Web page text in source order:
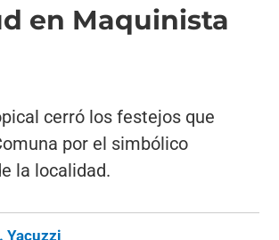
en Maquinista
cerró los festejos que
por el simbólico
la localidad.
Yacuzzi